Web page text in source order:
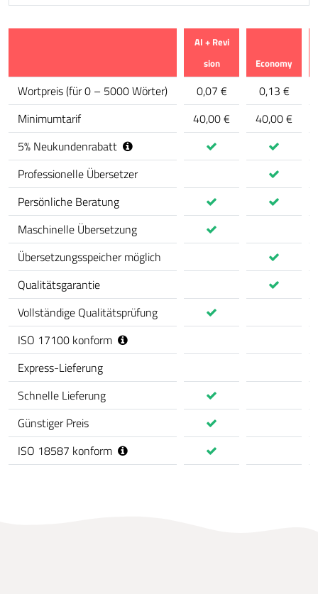
Merkmal
AI + Revi
sion
Economy
Wortpreis(für 0 – 5000 Wörter) 0,07 €
0,13 €
Minimumtarif
40,00 €
40,00 €
5% Neukundenrabatt
Professionelle Übersetzer
Persönliche Beratung
Maschinelle Übersetzung
Übersetzungsspeicher möglich
Qualitätsgarantie
Vollständige Qualitätsprüfung
ISO 17100 konform
Express-Lieferung
Schnelle Lieferung
Günstiger Preis
ISO 18587 konform